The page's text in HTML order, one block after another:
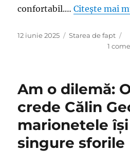
confortabil.…Citește mai
Publicat
12 iunie 2025 Categorii
Starea de fapt
1
Am o dilemă:
crede Călin
marionetele
singure sforile